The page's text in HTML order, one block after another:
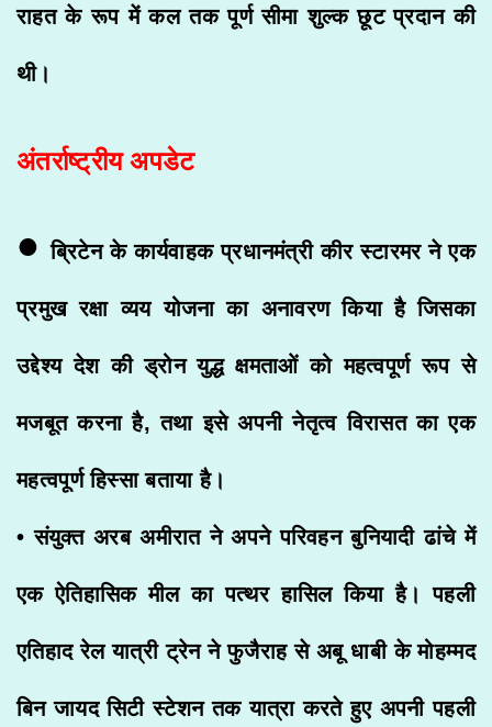
राहत के रूप में कल तक पूर्ण सीमा शुल्क छूट प्रदान की
थी।
अंतर्राष्ट्रीय अपडेट
•ब्रिटेन के कार्यवाहक प्रधानमंत्री कीर स्टारमर ने एक
प्रमुख रक्षा व्यय योजना का अनावरण किया है जिसका
उद्देश्य देश की ड्रोन युद्ध क्षमताओं को महत्वपूर्ण रूप से
मजबूत करना है, तथा इसे अपनी नेतृत्व विरासत का एक
महत्वपूर्ण हिस्सा बताया है।
• संयुक्त अरब अमीरात ने अपने परिवहन बुनियादी ढांचे में
एक ऐतिहासिक मील का पत्थर हासिल किया है। पहली
एतिहाद रेल यात्री ट्रेन ने फुजैराह से अबू धाबी के मोहम्मद
बिन जायद सिटी स्टेशन तक यात्रा करते हुए अपनी पहली